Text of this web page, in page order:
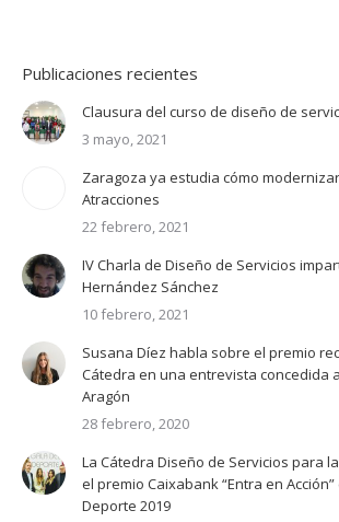
Publicaciones recientes
Clausura del curso de diseño de
3 mayo, 2021
Zaragoza ya estudia cómo
Atracciones
22 febrero, 2021
IV Charla de Diseño de Servicios
Hernández Sánchez
10 febrero, 2021
Susana Díez habla sobre el premio
Cátedra en una entrevista concedida
Aragón
28 febrero, 2020
La Cátedra Diseño de Servicios para
el premio Caixabank “Entra en
Deporte 2019